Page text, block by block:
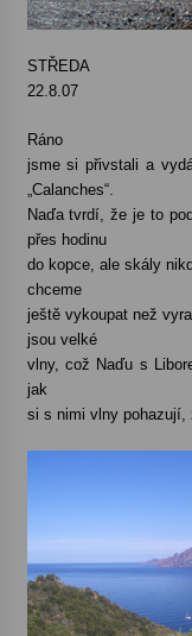
STŘEDA
22.8.07
Ráno
jsme si přivstali a
„Calanches“.
Naďa tvrdí, že je to
přes hodinu
do kopce, ale skály
chceme
ještě vykoupat než
jsou velké
vlny, což Naďu s
jak
si s nimi vlny pohazují,